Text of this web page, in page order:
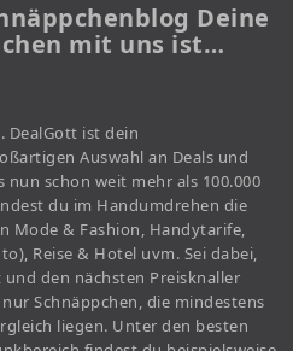
Deine
mit uns ist…
DealGott ist dein
Auswahl an Deals und
nun schon weit mehr als 100.000
du im Handumdrehen die
Mode & Fashion, Handytarife,
Reise & Hotel uvm. Sei dabei,
den nächsten Preisknaller
Schnäppchen, die mindestens
liegen. Unter den besten